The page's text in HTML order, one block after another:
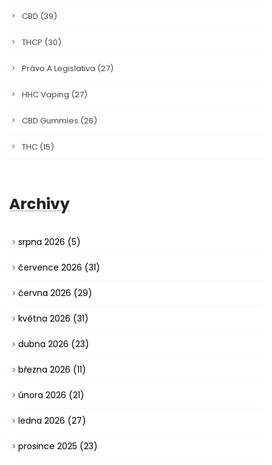
CBD (39)
THCP (30)
Právo A Legislativa (27)
HHC Vaping (27)
CBD Gummies (26)
THC (15)
Archivy
srpna 2026 (5)
července 2026 (31)
června 2026 (29)
května 2026 (31)
dubna 2026 (23)
března 2026 (11)
února 2026 (21)
ledna 2026 (27)
prosince 2025 (23)